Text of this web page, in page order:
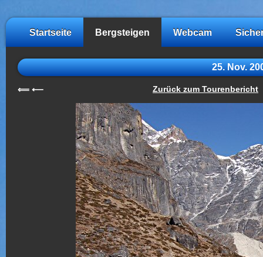
Startseite Bergsteigen Webcam
25. Nov.
⟸ ⟵ Zurück zum Tourenbericht